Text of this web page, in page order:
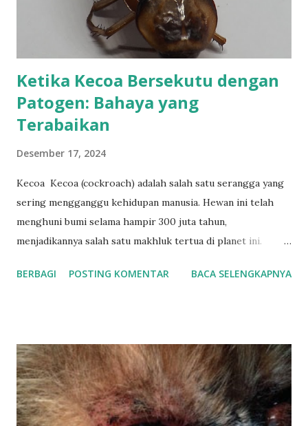
Ketika Kecoa Bersekutu dengan
Patogen: Bahaya yang
Terabaikan
Desember 17, 2024
Kecoa Kecoa (cockroach) adalah salah satu serangga yang
sering mengganggu kehidupan manusia. Hewan ini telah
menghuni bumi selama hampir 300 juta tahun,
menjadikannya salah satu makhluk tertua di planet ini.
lingkungan hangat dan lembap, sehingga jarang ditemukan
orientalis ) ( Ifeanyi & Olawumi, 2015). Selain jenis umum
tersebut, Indonesia juga menjadi rumah bagi kecoa terbesar
di dunia yang ditemukan di hutan Kalimantan Timur pada
tahun 2004, dengan ukuran mencapai 8 cm. Secara fisik,
BERBAGI POSTING KOMENTAR BACA SELENGKAPNYA